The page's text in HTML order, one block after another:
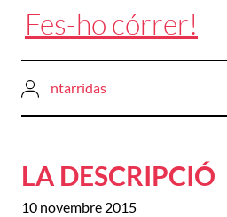
Fes-ho córrer!
ntarridas
LA DESCRIPCIÓ
10 novembre 2015